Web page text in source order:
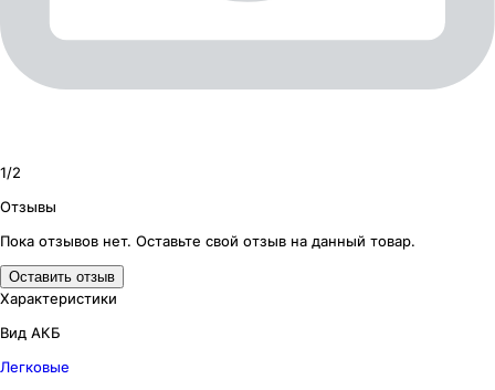
1/2
Отзывы
Пока отзывов нет. Оставьте свой отзыв на данный товар.
Оставить отзыв
Характеристики
Вид АКБ
Легковые